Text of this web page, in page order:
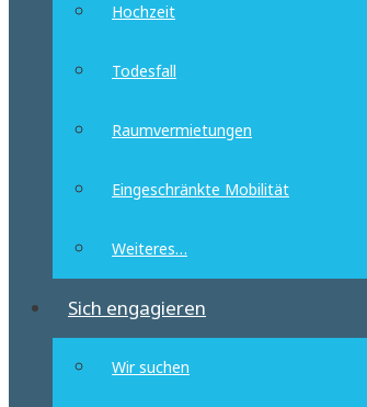
Hochzeit
Todesfall
Raumvermietungen
Eingeschränkte Mobilität
Weiteres…
Sich engagieren
Wir suchen